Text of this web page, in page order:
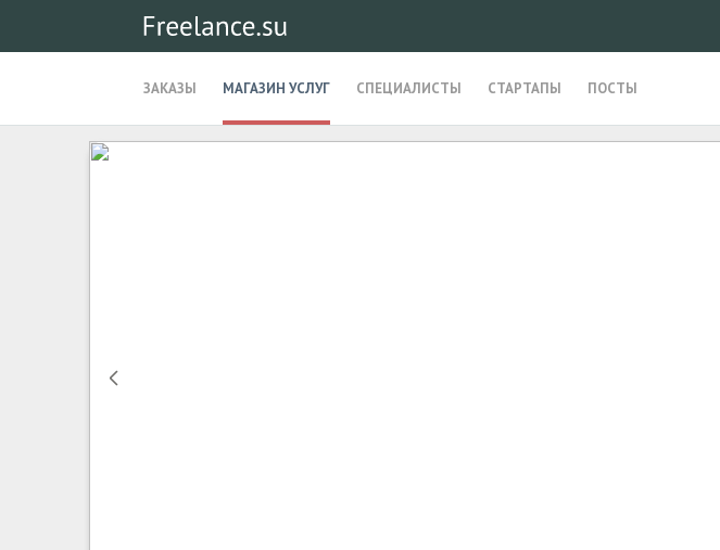
ЗАКАЗЫ МАГАЗИН УСЛУГ СПЕЦИАЛИСТЫ СТАРТАПЫ ПОСТЫ